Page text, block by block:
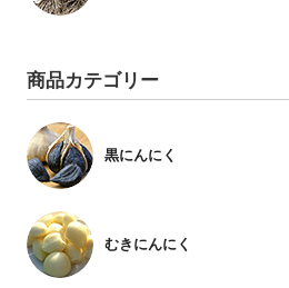
商品カテゴリー
黒にんにく
むきにんにく